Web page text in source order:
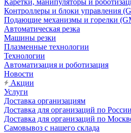
Каретки, манипуляторы и
Контроллеры и блоки управления
Подающие механизмы и горелки
Автоматическая резка
Машины резки
Плазменные технологии
Технологии
Автоматизация и роботизация
Новости
Акции
Услуги
Доставка организациям
Доставка для организаций по России
Доставка для организаций по
Самовывоз с нашего склада